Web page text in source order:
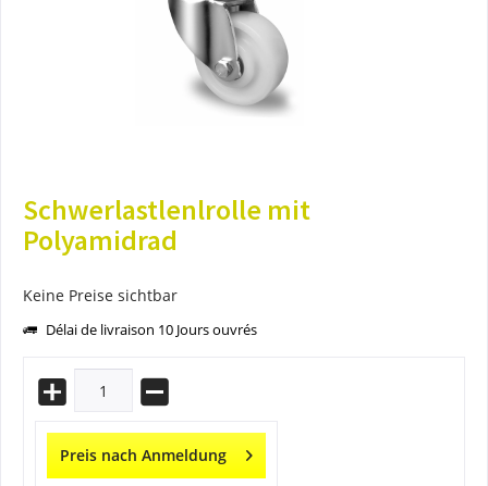
Schwerlastlenlrolle mit
Polyamidrad
Keine Preise sichtbar
Délai de livraison 10 Jours ouvrés
Preis nach Anmeldung